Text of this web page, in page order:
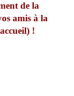
de la
amis à la
!